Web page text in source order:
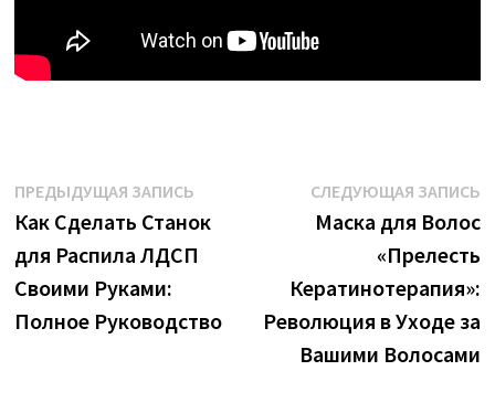
Навигация
по
записям
ПРЕДЫДУЩАЯ ЗАПИСЬПредыдущая
запись:
Как Сделать Станок
для Распила ЛДСП
Своими Руками:
Полное Руководство
СЛЕДУЮЩАЯ ЗАПИСЬ
Маска для Волос
«Прелесть
Кератинотерапия»:
Революция в Уходе за
Вашими Волосами